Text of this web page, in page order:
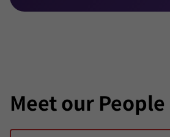
許公認会計士） 会員
Meet our People